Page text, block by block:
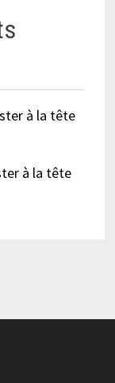
à la tête
à la tête